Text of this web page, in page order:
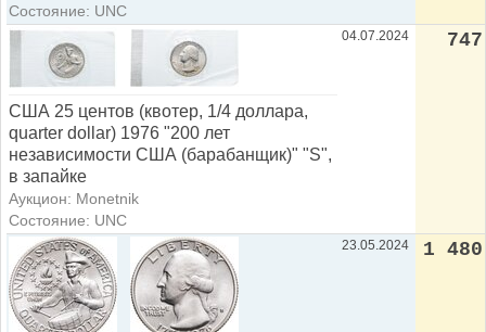
Состояние: UNC
США 25 центов (квотер, 1/4 доллара,
quarter dollar) 1976 "200 лет
независимости США (барабанщик)" "S",
в запайке
Аукцион: Monetnik
Состояние: UNC
04.07.2024 747
23.05.2024 1 480